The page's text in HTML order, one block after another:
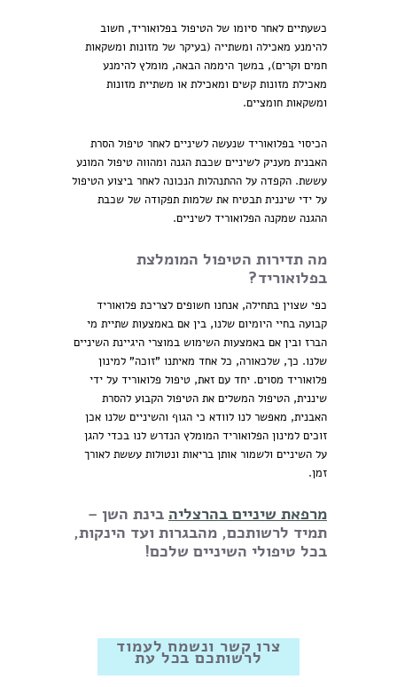
כשעתיים לאחר סיומו של הטיפול בפלואוריד, חשוב
להימנע מאכילה ומשתייה (בעיקר של מזונות ומשקאות
חמים וקרים), במשך היממה הבאה, מומלץ להימנע
מאכילת מזונות קשים ומאכילת או משתיית מזונות
ומשקאות חומציים.
הכיסוי בפלואוריד שנעשה לשיניים לאחר טיפול הסרת
האבנית מעניק לשיניים שכבת הגנה ומהווה טיפול המונע
עששת. הקפדה על ההתנהלות הנכונה לאחר ביצוע הטיפול
על ידי שיננית תבטיח את שלמות תפקודה של שכבת
ההגנה שמקנה הפלואוריד לשיניים.
מה תדירות הטיפול המומלצת
בפלואוריד?
כפי שצוין בתחילה, אנחנו חשופים לצריכת פלואוריד
קבועה בחיי היומיום שלנו, בין אם באמצעות שתיית מי
הברז ובין אם באמצעות השימוש במוצרי היגיינת השיניים
שלנו. כך, שלכאורה, כל אחד מאיתנו "זוכה" למינון
פלואוריד מסוים. יחד עם זאת, טיפול פלואוריד על ידי
שיננית, הטיפול המשלים את הטיפול הקבוע להסרת
האבנית, מאפשר לנו לוודא כי הגוף והשיניים שלנו אכן
זוכים למינון הפלואוריד המומלץ הנדרש לנו בכדי להגן
על השיניים ולשמור אותן בריאות ונטולות עששת לאורך
זמן.
מרפאת שיניים בהרצליה בינת השן –
תמיד לרשותכם, מהבגרות ועד הינקות,
בכל טיפולי השיניים שלכם!
צרו קשר ונשמח לעמוד
לרשותכם בכל עת